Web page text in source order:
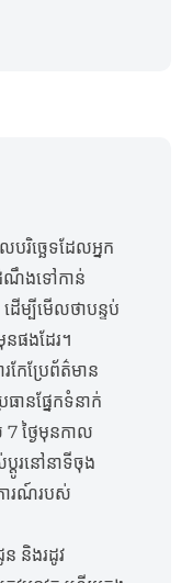
រិច្ឆេទដែលអ្នក
ណឹងទៅកាន់
ើម្បីមើលថាបន្ទប់
នផងដែរ។
ែប្រែព័ត៌មាន
នផ្នែកទំនាក់
ថ្ងៃមុនកាល
ប្តូរនៅនាទីចុង
ារណ៍របស់
ន និងរដូវ